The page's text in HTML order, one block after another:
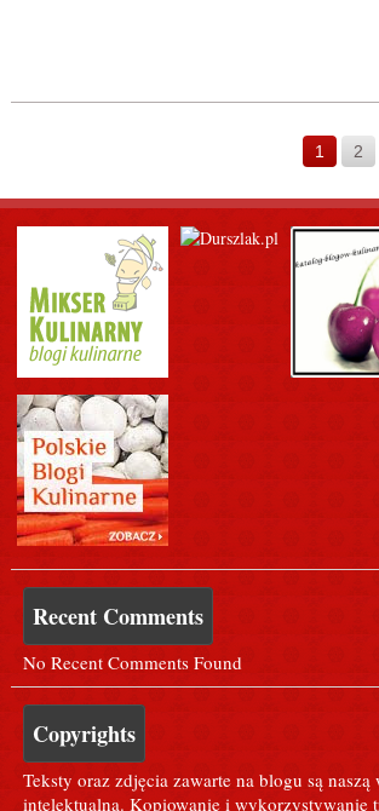
1 2
Recent Comments
No Recent Comments Found
Copyrights
Teksty oraz zdjęcia zawarte na blogu są naszą
intelektualną. Kopiowanie i wykorzystywanie